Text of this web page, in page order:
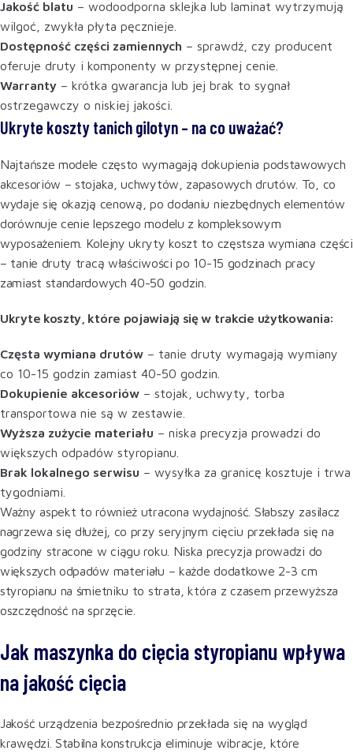
Jakość blatu – wodoodporna sklejka lub laminat wytrzymują
wilgoć, zwykła płyta pęcznieje.
Dostępność części zamiennych – sprawdź, czy producent
oferuje druty i komponenty w przystępnej cenie.
Warranty – krótka gwarancja lub jej brak to sygnał
ostrzegawczy o niskiej jakości.
Ukryte koszty tanich gilotyn – na co uważać?
Najtańsze modele często wymagają dokupienia podstawowych
akcesoriów – stojaka, uchwytów, zapasowych drutów. To, co
wydaje się okazją cenową, po dodaniu niezbędnych elementów
dorównuje cenie lepszego modelu z kompleksowym
wyposażeniem. Kolejny ukryty koszt to częstsza wymiana części
– tanie druty tracą właściwości po 10-15 godzinach pracy
zamiast standardowych 40-50 godzin.
Ukryte koszty, które pojawiają się w trakcie użytkowania:
Częsta wymiana drutów – tanie druty wymagają wymiany
co 10-15 godzin zamiast 40-50 godzin.
Dokupienie akcesoriów – stojak, uchwyty, torba
transportowa nie są w zestawie.
Wyższa zużycie materiału – niska precyzja prowadzi do
większych odpadów styropianu.
Brak lokalnego serwisu – wysyłka za granicę kosztuje i trwa
tygodniami.
Ważny aspekt to również utracona wydajność. Słabszy zasilacz
nagrzewa się dłużej, co przy seryjnym cięciu przekłada się na
godziny stracone w ciągu roku. Niska precyzja prowadzi do
większych odpadów materiału – każde dodatkowe 2-3 cm
styropianu na śmietniku to strata, która z czasem przewyższa
oszczędność na sprzęcie.
Jak maszynka do cięcia styropianu wpływa
na jakość cięcia
Jakość urządzenia bezpośrednio przekłada się na wygląd
krawędzi. Stabilna konstrukcja eliminuje wibracje, które